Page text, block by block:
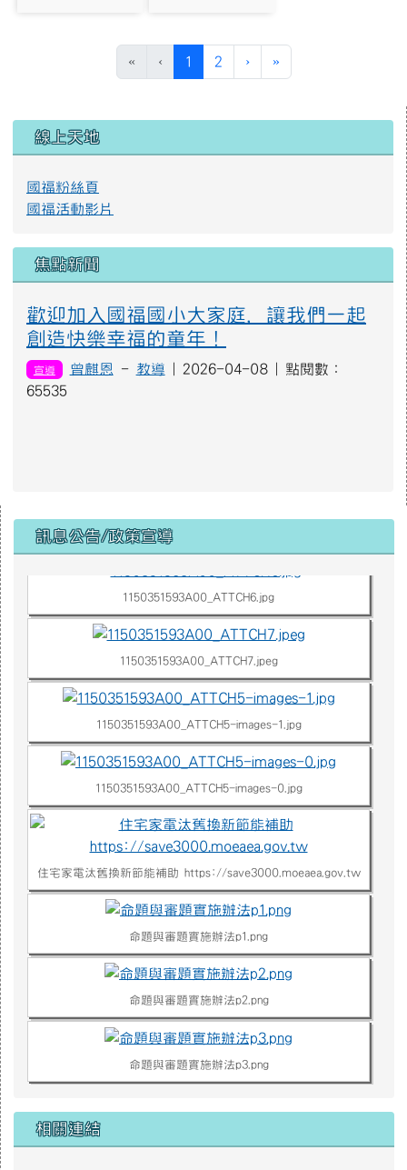
« ‹ 1 (目前頁次)
2 ›下一頁
»最後頁
左邊區域內容
線上天地
國福粉絲頁
國福活動影片
焦點新聞
歡迎加入國福國小大家庭，讓我們一起
創造快樂幸福的童年！
宣導 曾麒恩 - 教導 | 2026-04-08 | 點閱數：
65535
右邊區域內容
訊息公告/政策宣導1150351593A00_ATTCH3.jpg
1150351593A00_ATTCH6.jpg
1150351593A00_ATTCH7.jpeg
1150351593A00_ATTCH5-images-1.jpg
1150351593A00_ATTCH5-images-0.jpg
住宅家電汰舊換新節能補助 https://save3000.moeaea.gov.tw
命題與審題實施辦法p1.png
命題與審題實施辦法p2.png
命題與審題實施辦法p3.png
相關連結